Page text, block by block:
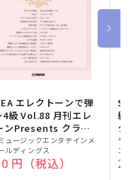
エレクトーンで弾
4級 Vol.88 月刊エレ
ンPresents クラシ
曲集
ュージックエンタテインメ
ルディングス
格
円（税込）
級
ク
販
売
元:
ヤ
ン